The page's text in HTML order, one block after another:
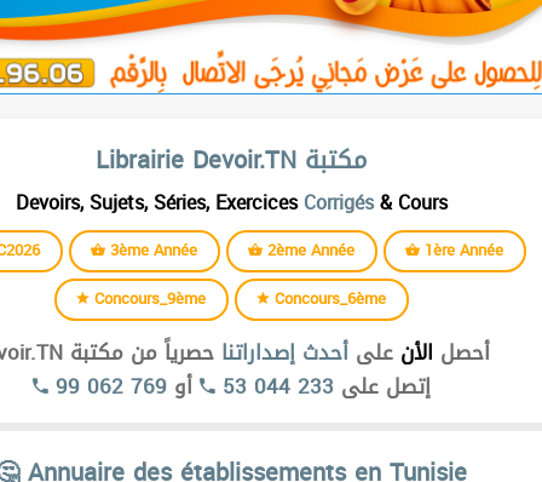
Librairie Devoir.TN مكتبة
Devoirs, Sujets, Séries, ExercicesCorrigés& Cours
3ème Année 2ème Année
1ère Année
Concours_9ème
Concours_6ème
أحصل الأن على أحدث إصداراتنا حصرياً من مكتبة Devoir.TN
إتصل على 53 044 233 أو99 062 769
Annuaire des établissements en Tunisie